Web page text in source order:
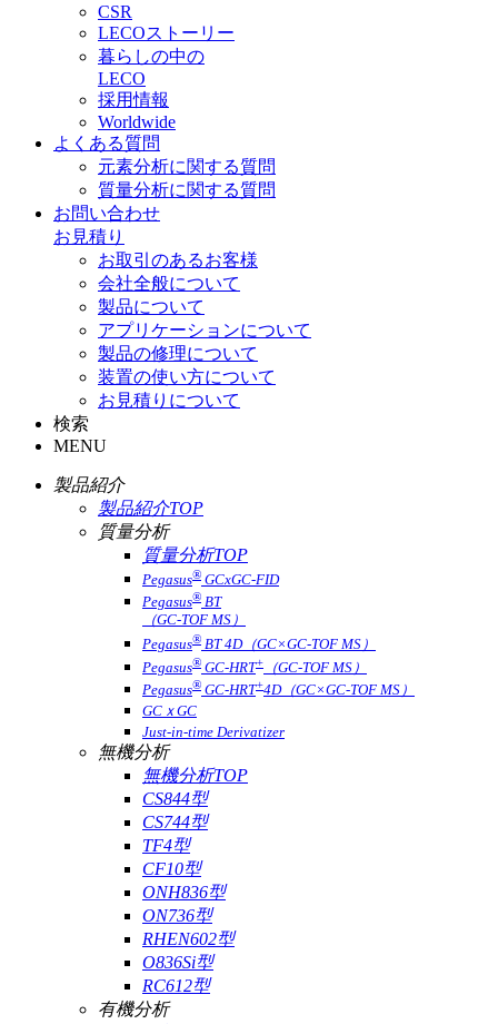
CSR
LECOストーリー
暮らしの中の
LECO
採用情報
Worldwide
よくある質問
元素分析に関する質問
質量分析に関する質問
お問い合わせ
お見積り
お取引のあるお客様
会社全般について
製品について
アプリケーションについて
製品の修理について
装置の使い方について
お見積りについて
検索
MENU
製品紹介
製品紹介TOP
質量分析
質量分析TOP
Pegasus® GCxGC-FID
Pegasus® BT
（GC-TOF MS）
Pegasus® BT 4D（GC×GC-TOF MS）
Pegasus® GC-HRT+
（GC-TOF MS）
Pegasus® GC-HRT+4D（GC×GC-TOF MS）
GCｘGC
Just-in-time Derivatizer
無機分析
無機分析TOP
CS844型
CS744型
TF4型
CF10型
ONH836型
ON736型
RHEN602型
O836Si型
RC612型
有機分析